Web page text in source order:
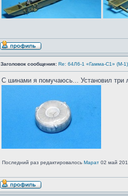
Заголовок сообщения: Re: 64Л6-1 «Гамма-С1» (М-
С шинами я помучаюсь... Установил три
Последний раз редактировалось Марат 02 май